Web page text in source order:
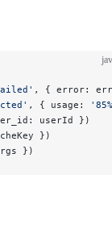
, { error:
, { usage:
{